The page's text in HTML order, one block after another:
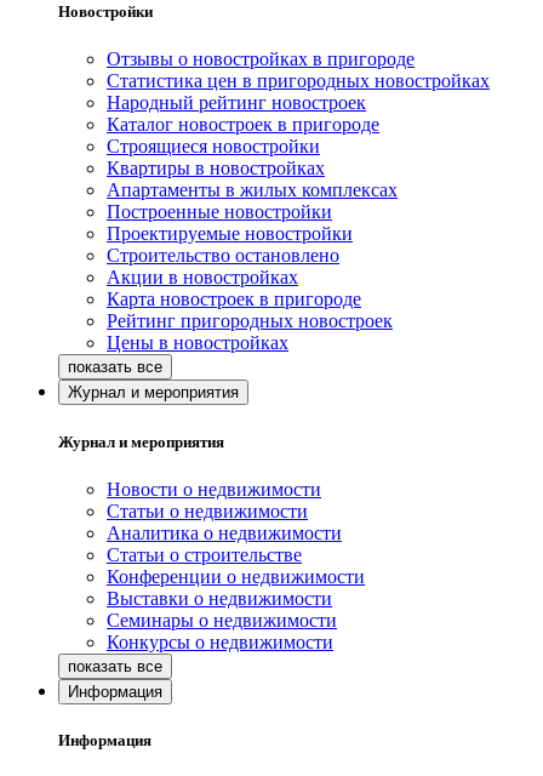
Новостройки
Отзывы о новостройках в пригороде
Статистика цен в пригородных новостройках
Народный рейтинг новостроек
Каталог новостроек в пригороде
Строящиеся новостройки
Квартиры в новостройках
Апартаменты в жилых комплексах
Построенные новостройки
Проектируемые новостройки
Строительство остановлено
Акции в новостройках
Карта новостроек в пригороде
Рейтинг пригородных новостроек
Цены в новостройках
Журнал и мероприятия
Журнал и мероприятия
Новости о недвижимости
Статьи о недвижимости
Аналитика о недвижимости
Статьи о строительстве
Конференции о недвижимости
Выставки о недвижимости
Семинары о недвижимости
Конкурсы о недвижимости
Информация
Информация